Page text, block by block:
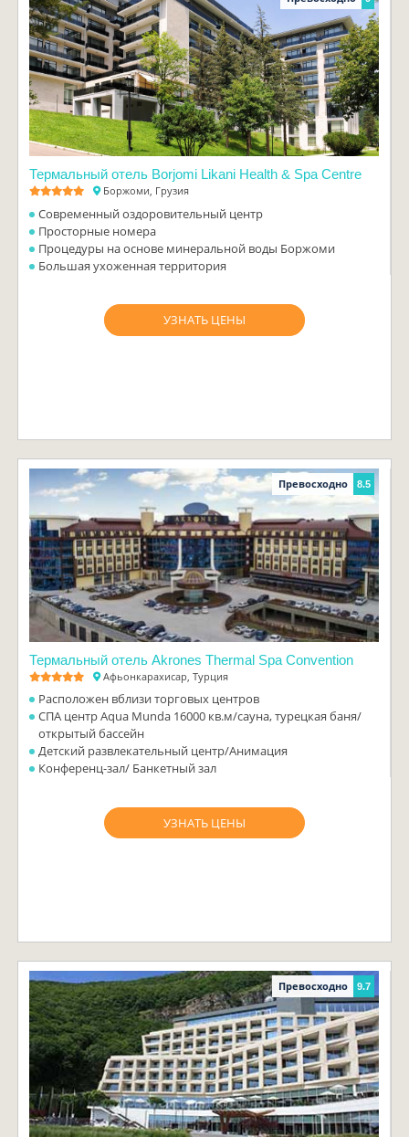
Термальный отель Borjomi Likani Health & Spa Centre
Боржоми, Грузия
Современный оздоровительный центр
Просторные номера
Процедуры на основе минеральной воды Боржоми
Большая ухоженная территория
УЗНАТЬ ЦЕНЫ
Превосходно 8.5
Термальный отель Akrones Thermal Spa Convention
Афьонкарахисар, Турция
Расположен вблизи торговых центров
СПА центр Aqua Munda 16000 кв.м/сауна, турецкая баня/
открытый бассейн
Детский развлекательный центр/Анимация
Конференц-зал/ Банкетный зал
УЗНАТЬ ЦЕНЫ
Превосходно 9.7